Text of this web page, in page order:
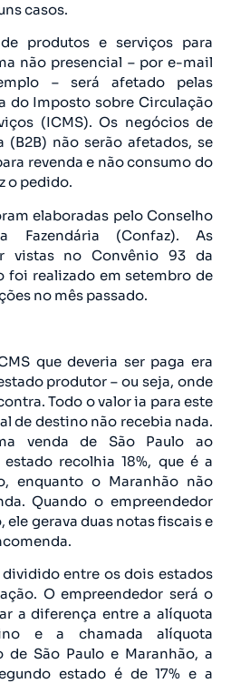
casos.
produtos e serviços para
não presencial – por e-mail
– será afetado pelas
do Imposto sobre Circulação
(ICMS). Os negócios de
(B2B) não serão afetados, se
revenda e não consumo do
o pedido.
elaboradas pelo Conselho
Fazendária (Confaz). As
vistas no Convênio 93 da
foi realizado em setembro de
no mês passado.
que deveria ser paga era
produtor – ou seja, onde
Todo o valor ia para este
de destino não recebia nada.
venda de São Paulo ao
recolhia 18%, que é a
enquanto o Maranhão não
Quando o empreendedor
gerava duas notas fiscais e
dividido entre os dois estados
O empreendedor será o
a diferença entre a alíquota
e a chamada alíquota
de São Paulo e Maranhão, a
estado é de 17% e a